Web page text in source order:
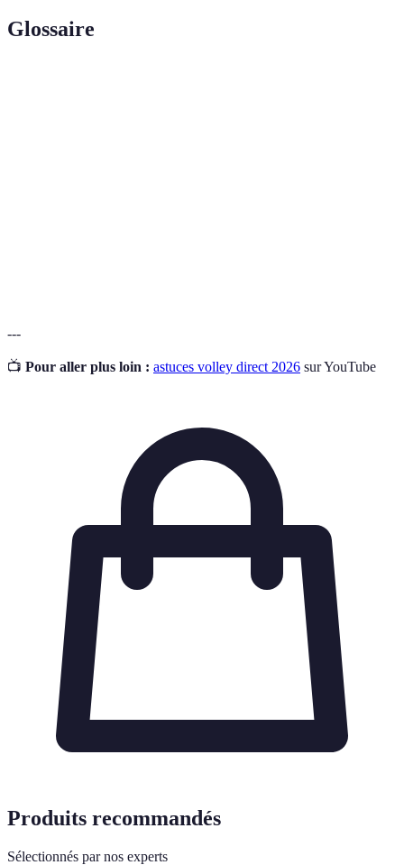
Glossaire
---
📺 Pour aller plus loin : astuces volley direct 2026 sur YouTube
Produits recommandés
Sélectionnés par nos experts